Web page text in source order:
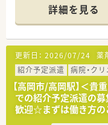
詳細を見る
更新日： 2026/07/24 薬
紹介予定派遣
病院・ク
【高岡市/高岡駅】＜
での紹介予定派遣の
歓迎☆まずは働き方の